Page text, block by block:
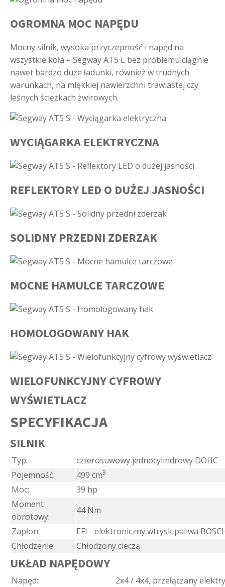
OGROMNA MOC NAPĘDU
Mocny silnik, wysoka przyczepność i napęd na
wszystkie koła – Segway AT5 L bez problemu ciągnie
nawet bardzo duże ładunki, również w trudnych
warunkach, na miękkiej nawierzchni trawiastej czy
leśnych ścieżkach żwirowych.
WYCIĄGARKA ELEKTRYCZNA
REFLEKTORY LED O DUŻEJ JASNOŚCI
SOLIDNY PRZEDNI ZDERZAK
MOCNE HAMULCE TARCZOWE
HOMOLOGOWANY HAK
WIELOFUNKCYJNY CYFROWY
WYŚWIETLACZ
SPECYFIKACJA
SILNIK
Typ:
czterosuwowy jednocylindrowy DOHC
Pojemność:
499 cm3
Moc:
39 hp
Moment
obrotowy:
44 Nm
Zapłon:
EFI - elektroniczny wtrysk paliwa
Chłodzenie:
Chłodzony cieczą
UKŁAD NAPĘDOWY
Napęd:
2x4 / 4x4, przełączany